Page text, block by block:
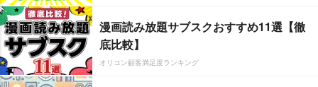
漫画読み放題サブスクおすすめ11選【徹
底比較】
オリコン顧客満足度ランキング